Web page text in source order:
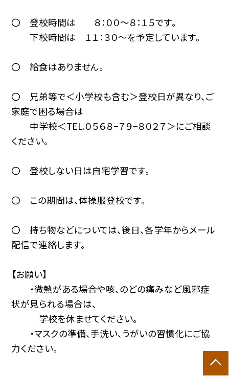
〇 登校時間は ８：００〜８：１５です。
下校時間は １１：３０〜を予定しています。
〇 給食はありません。
〇 兄弟等で＜小学校も含む＞登校日が異なり、ご
家庭で困る場合は
中学校＜TEL.０５６８−７９−８０２７＞にご相談
ください。
〇 登校しない日は自宅学習です。
〇 この期間は、体操服登校です。
〇 持ち物などについては、後日、各学年からメール
配信で連絡します。
【お願い】
・微熱がある場合や咳、のどの痛みなど風邪症
状が見られる場合は、
学校を休ませてください。
・マスクの準備、手洗い、うがいの習慣化にご協
力ください。